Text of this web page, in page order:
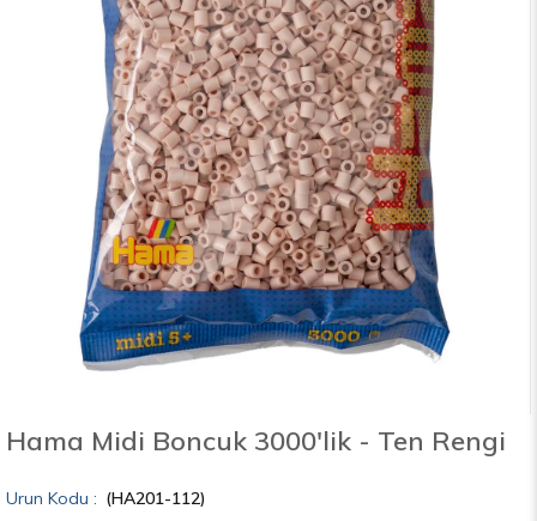
Hama Midi Boncuk 3000'lik - Ten Rengi
(HA201-112)